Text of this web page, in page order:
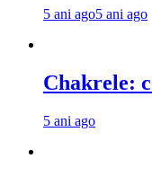
5 ani ago5 ani ago
Chakrele:
5 ani ago